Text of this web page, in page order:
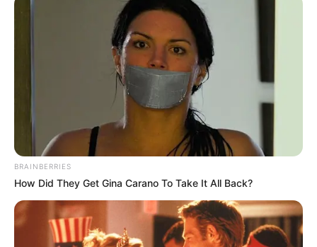
BRAINBERRIES
How Did They Get Gina Carano To Take It All Back?